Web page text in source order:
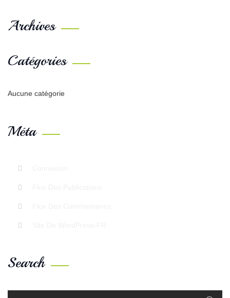
Archives
Catégories
Aucune catégorie
Méta
Search